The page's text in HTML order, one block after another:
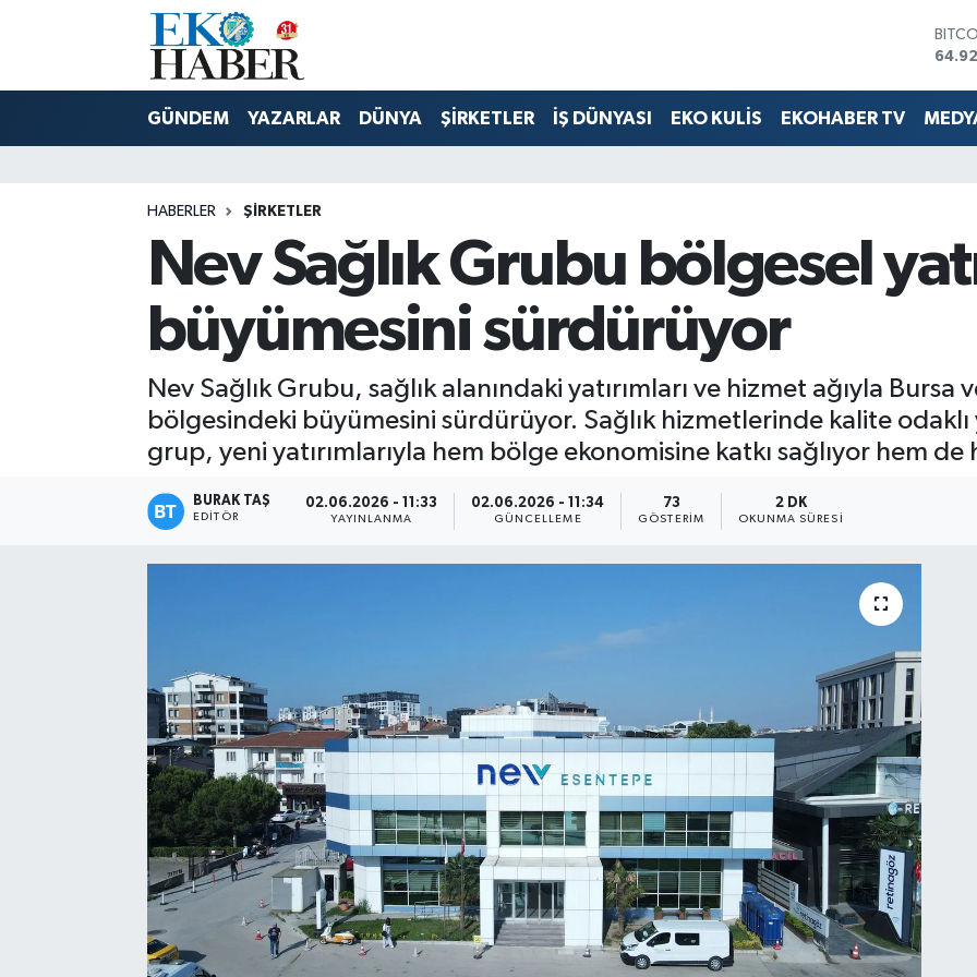
GÜNDEM YAZARLAR DÜNYA ŞİRKETLER İŞ DÜNYASI EKO KULİS EKOHABER TV
HABERLER ŞIRKETLER
Nev Sağlık Grubu bölgesel
büyümesini sürdürüyor
Nev Sağlık Grubu, sağlık alanındaki yatırımları ve hizmet ağıyla Bursa
bölgesindeki büyümesini sürdürüyor. Sağlık hizmetlerinde kalite odaklı
grup, yeni yatırımlarıyla hem bölge ekonomisine katkı sağlıyor hem de
BURAK TAŞ
EDITÖR
02.06.2026 - 11:33
YAYINLANMA
02.06.2026 - 11:34
GÜNCELLEME
73
GÖSTERIM
2 DK
OKUNMA SÜRESI
Hava Durumu
Tüm Manşetler
Son Dakika Haberleri